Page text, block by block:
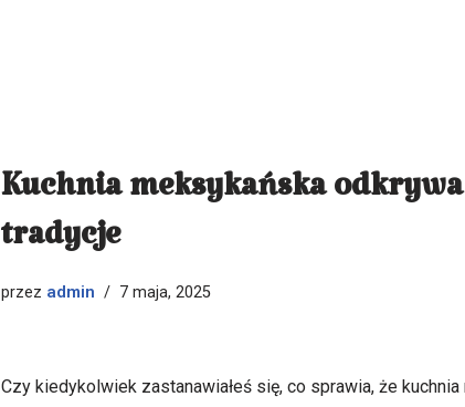
Kuchnia meksykańska
tradycje
przez admin 7 maja, 2025
Czy kiedykolwiek zastanawiałeś się, co sprawia, że